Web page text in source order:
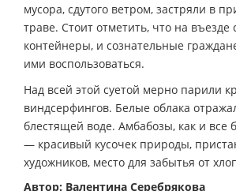
мусора, сдутого ветром, застряли в
траве. Стоит отметить, что на въезде
контейнеры, и сознательные
ими воспользоваться.
Над всей этой суетой мерно парили
виндсерфингов. Белые облака
блестящей воде. Амбабозы, как и все
— красивый кусочек природы,
художников, место для забытья от
Автор: Валентина Серебрякова